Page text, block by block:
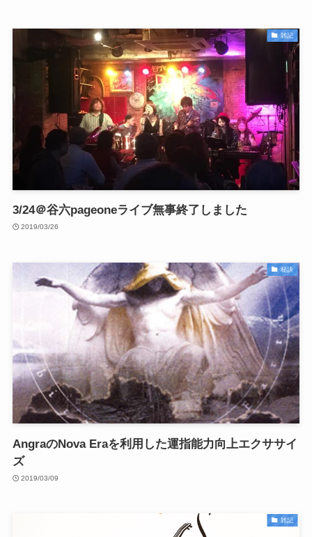
雑記
3/24＠谷六pageoneライブ無事終了しました
2019/03/26
秘訣
AngraのNova Eraを利用した運指能力向上エクササイ
ズ
2019/03/09
雑記